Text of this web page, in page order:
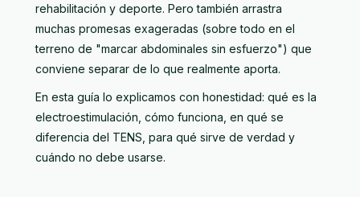
rehabilitación y deporte. Pero también arrastra
muchas promesas exageradas (sobre todo en el
terreno de "marcar abdominales sin esfuerzo") que
conviene separar de lo que realmente aporta.
En esta guía lo explicamos con honestidad: qué es la
electroestimulación, cómo funciona, en qué se
diferencia del TENS, para qué sirve de verdad y
cuándo no debe usarse.